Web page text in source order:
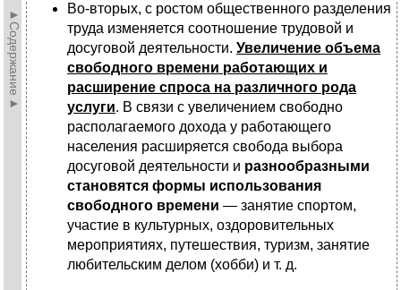
►Содержание►
Во-вторых, с ростом общественного разделения
труда изменяется соотношение трудовой и
досуговой деятельности. Увеличение объема
свободного времени работающих и
расширение спроса на различного рода
услуги. В связи с увеличением свободно
располагаемого дохода у работающего
населения расширяется свобода выбора
досуговой деятельности и разнообразными
становятся формы использования
свободного времени — занятие спортом,
участие в культурных, оздоровительных
мероприятиях, путешествия, туризм, занятие
любительским делом (хобби) и т. д.